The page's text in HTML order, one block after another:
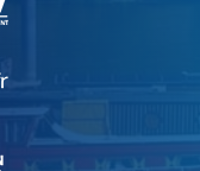
, Ouvre une nouvelle